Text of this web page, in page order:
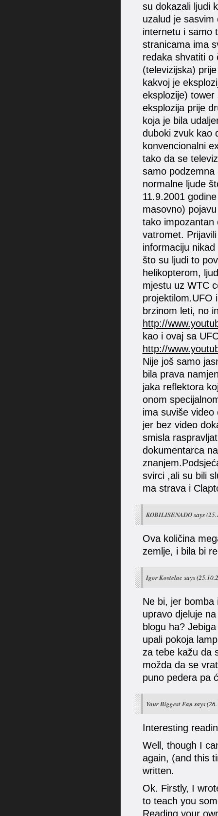
su dokazali ljudi
uzalud je
internetu i samo
stranicama ima
redaka shvatiti o
(televizijska)
kakvoj je
eksplozije) tower
eksplozija prije
koja je bila
duboki zvuk kao
konvencionalni
tako da se
samo
normalne ljude
11.9.2001
masovno)
tako impozantan
vatromet.
informaciju
što su ljudi to
helikopterom,
mjestu uz WTC
projektilom.UFO
brzinom leti, no
http://
kao i ovaj sa
http://
Nije još samo
bila prava
jaka reflektora
onom
ima suviše
jer bez video
smisla
dokumentarca
svirci ,ali su bili
ma strava i
KOBILISENADOsays
Ova količina
zemlje, i bila bi
Igor Kostelac says
Ne bi, jer bomba
upravo djeluje
blogu ha?
upali pokoja
za tebe kažu da
možda da se
puno pedera pa
Your Biggest Fansays
Interesting
Well, though I
again, (and this
written.
Ok. Firstly, I
to teach you
Reading your